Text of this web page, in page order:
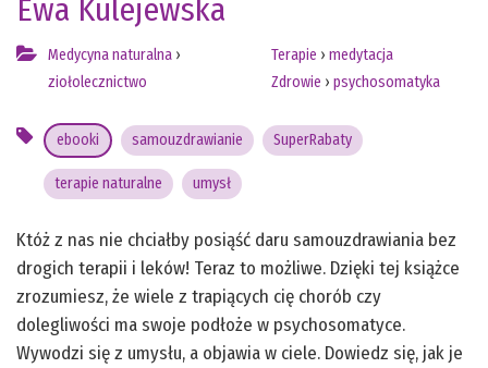
Ewa Kulejewska
Medycyna naturalna ›
ziołolecznictwo
Terapie › medytacja
Zdrowie › psychosomatyka
ebooki samouzdrawianie SuperRabaty
terapie naturalne umysł
Któż z nas nie chciałby posiąść daru samouzdrawiania bez
drogich terapii i leków! Teraz to możliwe. Dzięki tej książce
zrozumiesz, że wiele z trapiących cię chorób czy
dolegliwości ma swoje podłoże w psychosomatyce.
Wywodzi się z umysłu, a objawia w ciele. Dowiedz się, jak je